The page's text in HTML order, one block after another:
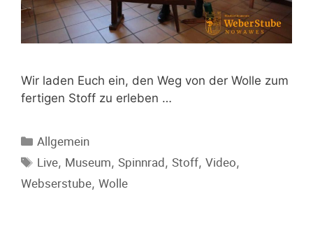
Wir laden Euch ein, den Weg von der Wolle zum
fertigen Stoff zu erleben …
Allgemein
Live, Museum,Spinnrad,Stoff,Video,
Webserstube, Wolle